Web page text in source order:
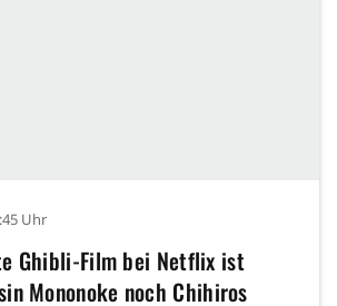
Uhr
Ghibli-Film bei Netflix ist
Mononoke noch Chihiros